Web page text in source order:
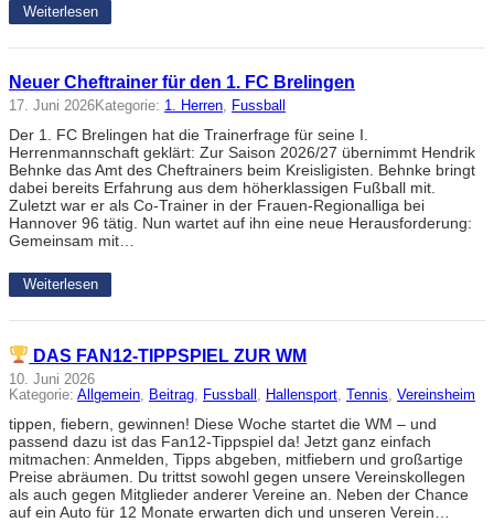
Weiterlesen
Neuer Cheftrainer für den 1. FC Brelingen
17. Juni 2026Kategorie: 1. Herren, Fussball
Der 1. FC Brelingen hat die Trainerfrage für seine I.
Herrenmannschaft geklärt: Zur Saison 2026/27 übernimmt Hendrik
Behnke das Amt des Cheftrainers beim Kreisligisten. Behnke bringt
dabei bereits Erfahrung aus dem höherklassigen Fußball mit.
Zuletzt war er als Co-Trainer in der Frauen-Regionalliga bei
Hannover 96 tätig. Nun wartet auf ihn eine neue Herausforderung:
Gemeinsam mit…
Weiterlesen
DAS FAN12-TIPPSPIEL ZUR WM
10. Juni 2026
Kategorie: Allgemein, Beitrag, Fussball , Hallensport, Tennis, Vereinsheim
tippen, fiebern, gewinnen! Diese Woche startet die WM – und
passend dazu ist das Fan12-Tippspiel da! Jetzt ganz einfach
mitmachen: Anmelden, Tipps abgeben, mitfiebern und großartige
Preise abräumen. Du trittst sowohl gegen unsere Vereinskollegen
als auch gegen Mitglieder anderer Vereine an. Neben der Chance
auf ein Auto für 12 Monate erwarten dich und unseren Verein…